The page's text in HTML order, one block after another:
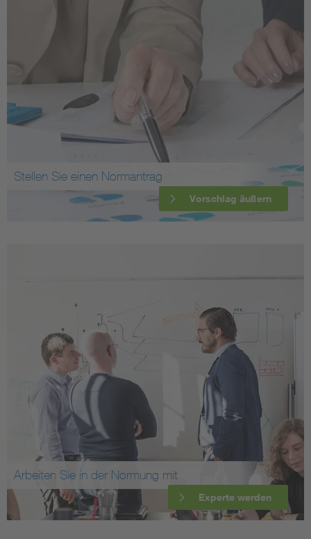
Stellen Sie einen Normantrag
Vorschlag äußern
Arbeiten Sie in der Normung mit
Experte werden